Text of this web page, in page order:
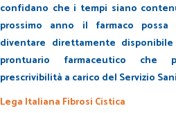
confidano che i tempi siano
prossimo anno il farmaco possa
diventare direttamente
prontuario farmaceutico che
prescrivibilità a carico del Servizio
Lega Italiana Fibrosi Cistica